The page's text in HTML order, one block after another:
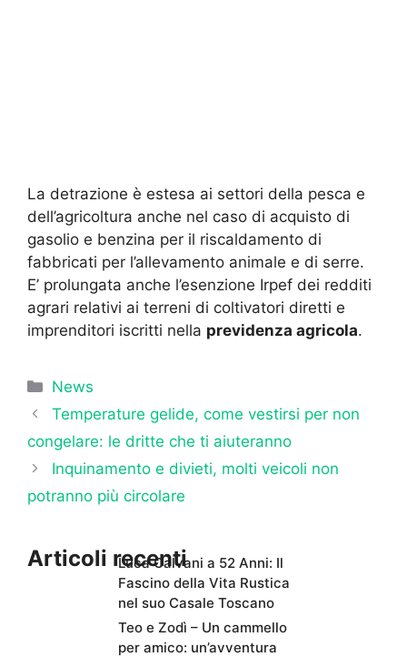
La detrazione è estesa ai settori della pesca e
dell’agricoltura anche nel caso di acquisto di
gasolio e benzina per il riscaldamento di
fabbricati per l’allevamento animale e di serre.
E’ prolungata anche l’esenzione Irpef dei redditi
agrari relativi ai terreni di coltivatori diretti e
imprenditori iscritti nella previdenza agricola.
Categorie
News
Temperature gelide, come vestirsi per non
congelare: le dritte che ti aiuteranno
Inquinamento e divieti, molti veicoli non
potranno più circolare
Articoli recentiLuca Calvani a 52 Anni: Il
Fascino della Vita Rustica
nel suo Casale Toscano
Teo e Zodì – Un cammello
per amico: un’avventura